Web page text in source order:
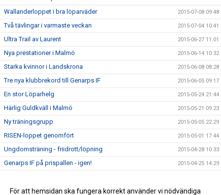
Wallanderloppet i bra löparväder 2015-07-08 09:48
Två tävlingar i varmaste veckan 2015-07-04 10:41
Ultra Trail av Laurent 2015-06-27 11:01
Nya prestationer i Malmö 2015-06-14 10:32
Starka kvinnor i Landskrona 2015-06-08 08:28
Tre nya klubbrekord till Genarps IF 2015-06-05 09:17
En stor Löparhelg 2015-05-24 21:44
Härlig Guldkväll i Malmö 2015-05-21 09:23
Ny träningsgrupp 2015-05-05 22:29
RISEN-loppet genomfört 2015-05-01 17:44
Ungdomsträning - friidrott/löpning 2015-04-28 10:33
Genarps IF på prispallen - igen! 2015-04-25 14:29
Det haglade i Ystad! 2015-04-12 15:54
För att hemsidan ska fungera korrekt använder vi nödvändiga